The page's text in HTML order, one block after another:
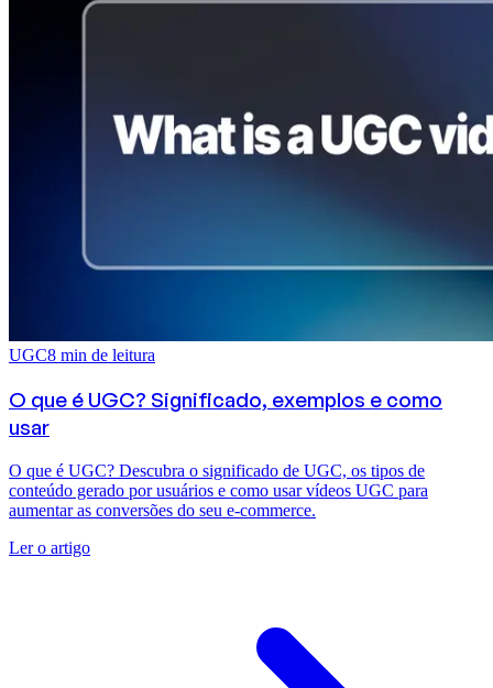
UGC8 min de leitura
O que é UGC? Significado, exemplos e como
usar
O que é UGC? Descubra o significado de UGC, os tipos de
conteúdo gerado por usuários e como usar vídeos UGC para
aumentar as conversões do seu e-commerce.
Ler o artigo